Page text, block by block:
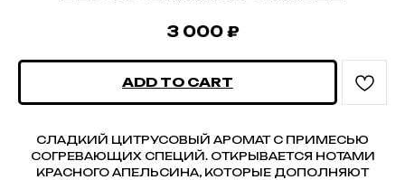
3 000 ₽
ADD TO CART
СЛАДКИЙ ЦИТРУСОВЫЙ АРОМАТ С ПРИМЕСЬЮ
СОГРЕВАЮЩИХ СПЕЦИЙ. ОТКРЫВАЕТСЯ НОТАМИ
КРАСНОГО АПЕЛЬСИНА, КОТОРЫЕ ДОПОЛНЯЮТ